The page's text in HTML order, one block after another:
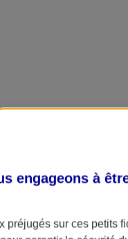
engageons à
préjugés sur ces petits